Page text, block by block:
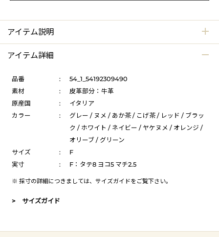
アイテム説明
アイテム詳細
品番 :
54_1_54192309490
素材
:
皮革部分：牛革
原産国
:
イタリア
カラー
:
グレー / ヌメ / あか茶 / こげ茶 / レッド / ブラッ
ク / ホワイト / ネイビー / ヤケヌメ / オレンジ /
オリーブ / グリーン
サイズ
:
F
実寸
: F：タテ8 ヨコ5 マチ2.5
※ 採寸の詳細につきましては、 サイズガイドをご覧下さい。
> サイズガイド